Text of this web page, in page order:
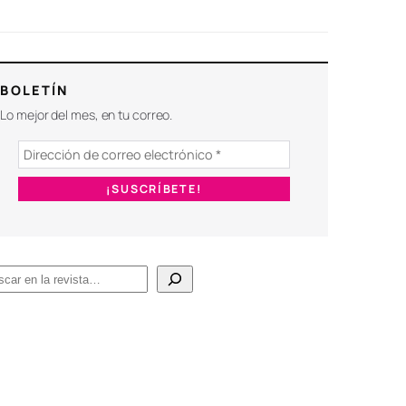
BOLETÍN
Lo mejor del mes, en tu correo.